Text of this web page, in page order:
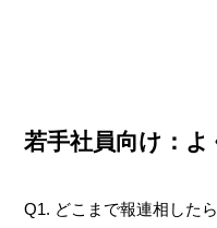
若手社員向け：よ
Q1. どこまで報連相した